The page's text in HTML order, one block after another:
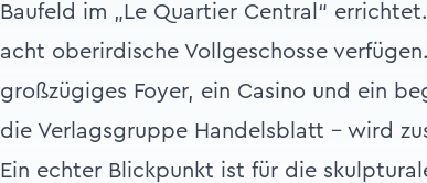
Baufeld im „Le Quartier Central“
acht oberirdische Vollgeschosse
großzügiges Foyer, ein Casino und ein
die Verlagsgruppe Handelsblatt – wird
Ein echter Blickpunkt ist für die